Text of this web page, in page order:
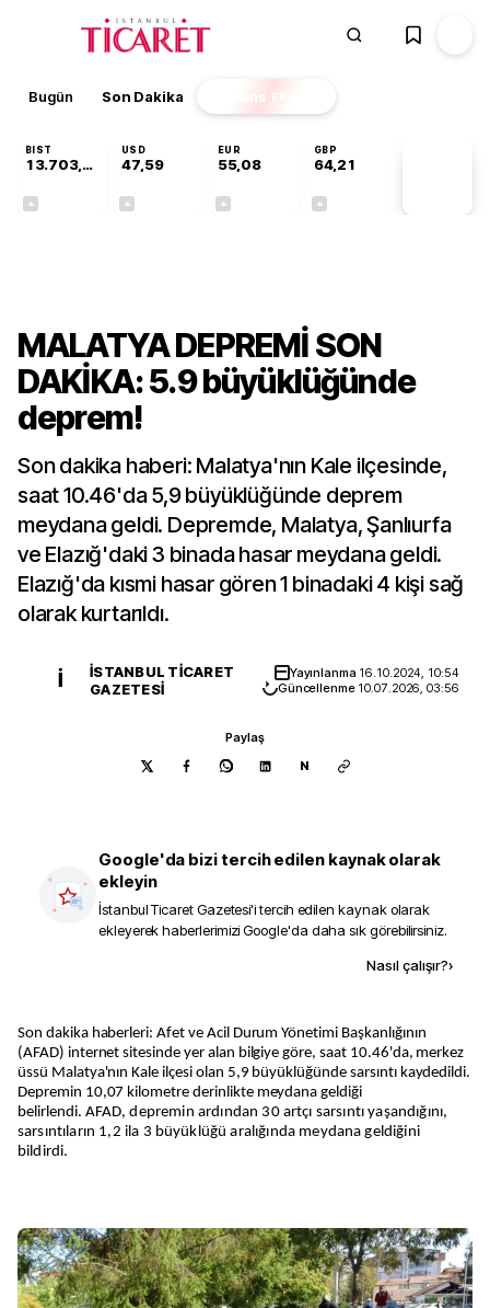
Bugün Son Dakika Finans EKSTRA
BIST
13.703,13
USD
47,59
EUR
55,08
GBP
64,21
MALATYA DEPREMİ SON
DAKİKA: 5.9 büyüklüğünde
deprem!
Son dakika haberi: Malatya'nın Kale ilçesinde,
saat 10.46'da 5,9 büyüklüğünde deprem
meydana geldi. Depremde, Malatya, Şanlıurfa
ve Elazığ'daki 3 binada hasar meydana geldi.
Elazığ'da kısmi hasar gören 1 binadaki 4 kişi sağ
olarak kurtarıldı.
İ
İSTANBUL TICARET
GAZETESI
Yayınlanma 16.10.2024, 10:54
Güncellenme 10.07.2026, 03:56
Paylaş
N
Google'da bizi tercih edilen kaynak olarak
ekleyin
İstanbul Ticaret Gazetesi'i tercih edilen kaynak olarak
ekleyerek haberlerimizi Google'da daha sık görebilirsiniz.
Nasıl çalışır?›
Son dakika haberleri: Afet ve Acil Durum Yönetimi Başkanlığının
(AFAD) internet sitesinde yer alan bilgiye göre, saat 10.46'da, merkez
üssü Malatya'nın Kale ilçesi olan 5,9 büyüklüğünde sarsıntı kaydedildi.
Depremin 10,07 kilometre derinlikte meydana geldiği
belirlendi. AFAD, depremin ardından 30 artçı sarsıntı yaşandığını,
sarsıntıların 1,2 ila 3 büyüklüğü aralığında meydana geldiğini
bildirdi.